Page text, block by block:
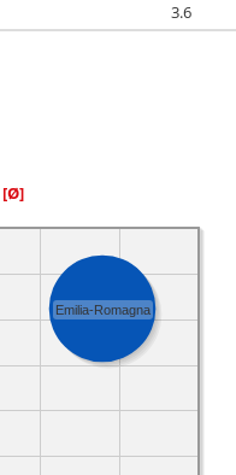
3.6
[Ø]
Emilia-Romagna